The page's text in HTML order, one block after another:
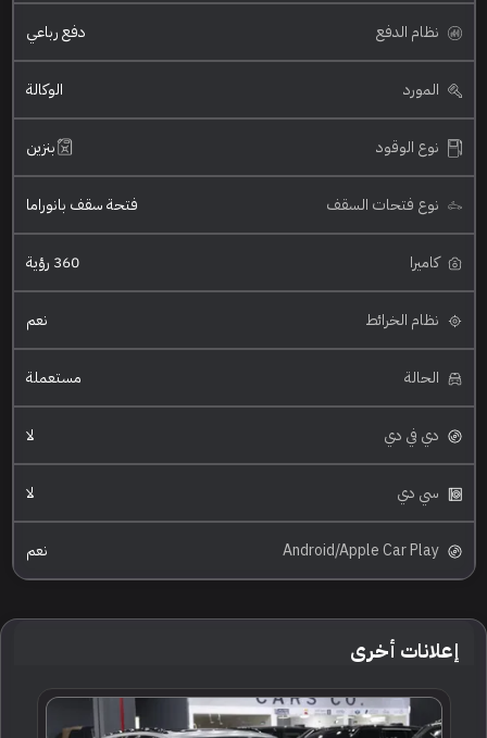
نظام الدفع دفع رباعي
المورد الوكالة
نوع الوقود بنزين
نوع فتحات السقف فتحة سقف بانوراما
كاميرا 360 رؤية
نظام الخرائط نعم
الحالة مستعملة
دي في دي لا
سي دي لا
Android/Apple Car Play نعم
إعلانات أخرى